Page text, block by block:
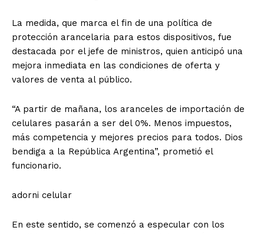
La medida, que marca el fin de una política de
protección arancelaria para estos dispositivos, fue
destacada por el jefe de ministros, quien anticipó una
mejora inmediata en las condiciones de oferta y
valores de venta al público.
“A partir de mañana, los aranceles de importación de
celulares pasarán a ser del 0%. Menos impuestos,
más competencia y mejores precios para todos. Dios
bendiga a la República Argentina”, prometió el
funcionario.
adorni celular
En este sentido, se comenzó a especular con los